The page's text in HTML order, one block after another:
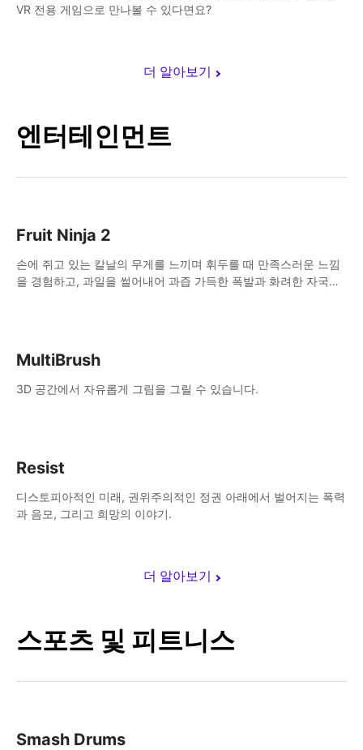
더 알아보기
VR 전용 게임으로 만나볼 수 있다면요?
엔터테인먼트
더 알아보기
Fruit Ninja 2
손에 쥐고 있는 칼날의 무게를 느끼며 휘두를 때 만족스러운 느낌
을 경험하고, 과일을 썰어내어 과즙 가득한 폭발과 화려한 자국을
MultiBrush
3D 공간에서 자유롭게 그림을 그릴 수 있습니다.
Resist
디스토피아적인 미래, 권위주의적인 정권 아래에서 벌어지는 폭력
과 음모, 그리고 희망의 이야기.
스포츠 및 피트니스
Smash Drums